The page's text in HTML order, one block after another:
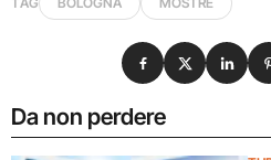
Da non perdere
Condividi su
Condividi